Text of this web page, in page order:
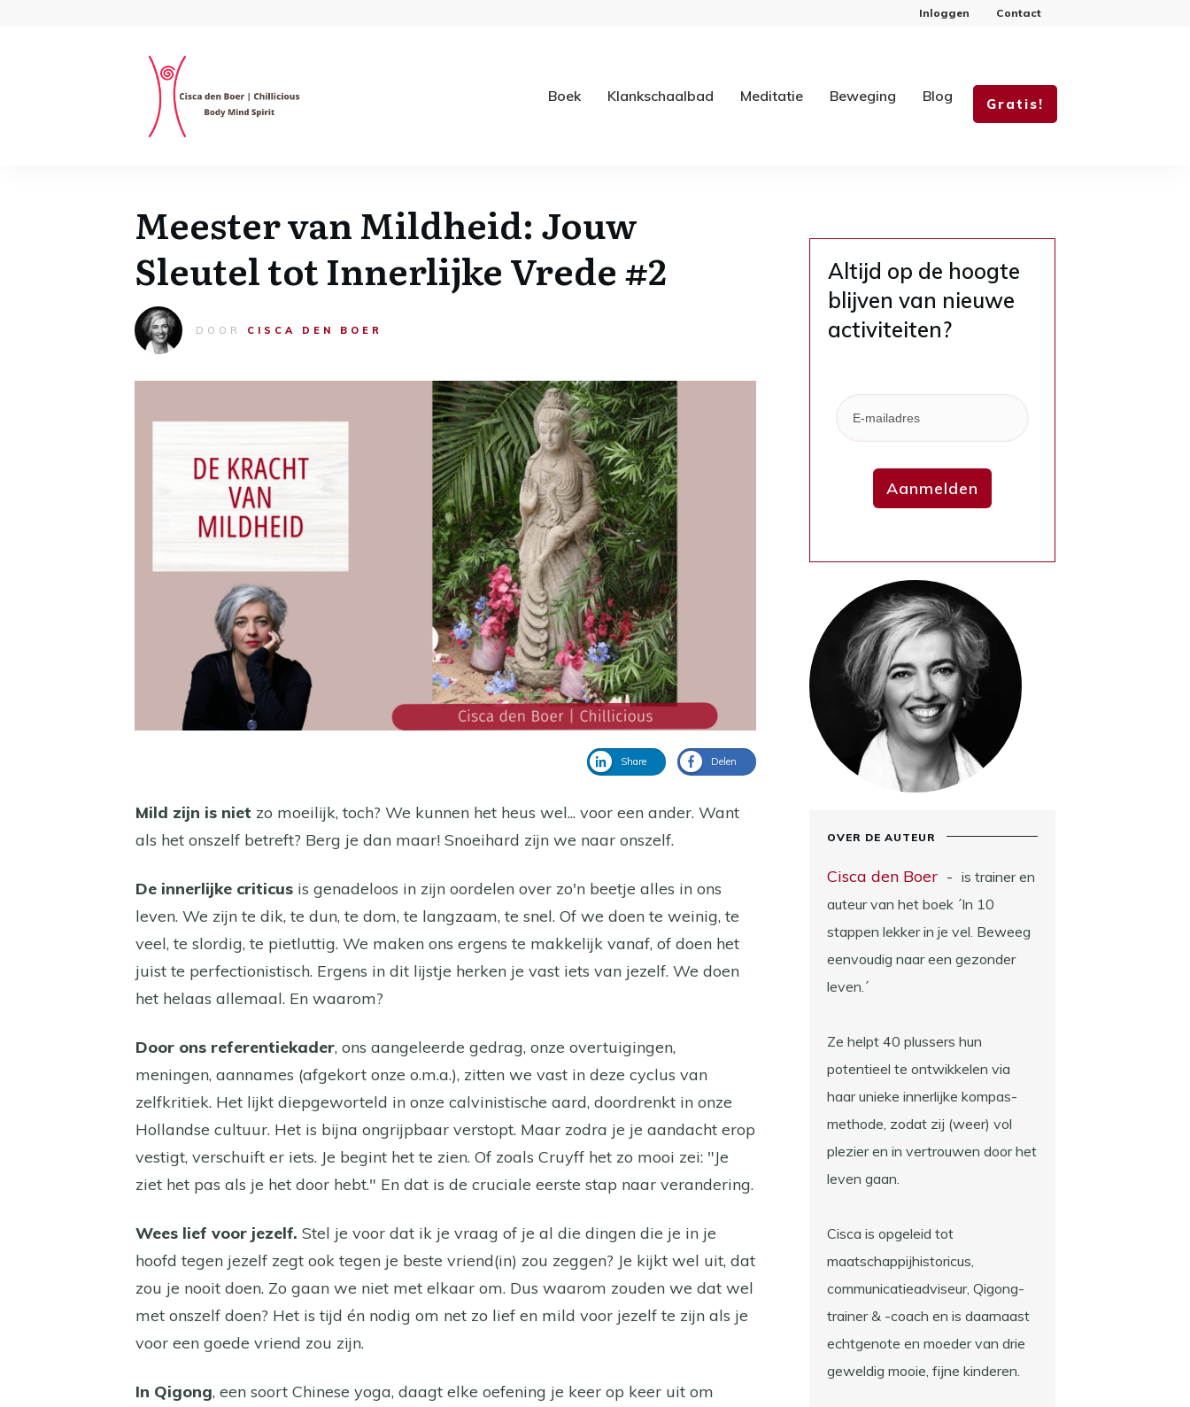
Inloggen Contact
Boek Klankschaalbad Meditatie Beweging Blog Gratis!
Meester van Mildheid: Jouw
Sleutel tot Innerlijke Vrede #2
DOOR CISCA DEN BOER
Share Delen
Mild zijn is niet zo moeilijk, toch? We kunnen het heus wel... voor een ander. Want
als het onszelf betreft? Berg je dan maar! Snoeihard zijn we naar onszelf.
De innerlijke criticus is genadeloos in zijn oordelen over zo'n beetje alles in ons
leven. We zijn te dik, te dun, te dom, te langzaam, te snel. Of we doen te weinig, te
veel, te slordig, te pietluttig. We maken ons ergens te makkelijk vanaf, of doen het
juist te perfectionistisch. Ergens in dit lijstje herken je vast iets van jezelf. We doen
het helaas allemaal. En waarom?
Door ons referentiekader, ons aangeleerde gedrag, onze overtuigingen,
meningen, aannames (afgekort onze o.m.a.), zitten we vast in deze cyclus van
zelfkritiek. Het lijkt diepgeworteld in onze calvinistische aard, doordrenkt in onze
Hollandse cultuur. Het is bijna ongrijpbaar verstopt. Maar zodra je je aandacht erop
vestigt, verschuift er iets. Je begint het te zien. Of zoals Cruyff het zo mooi zei: "Je
ziet het pas als je het door hebt." En dat is de cruciale eerste stap naar verandering.
Wees lief voor jezelf. Stel je voor dat ik je vraag of je al die dingen die je in je
hoofd tegen jezelf zegt ook tegen je beste vriend(in) zou zeggen? Je kijkt wel uit, dat
zou je nooit doen. Zo gaan we niet met elkaar om. Dus waarom zouden we dat wel
met onszelf doen? Het is tijd én nodig om net zo lief en mild voor jezelf te zijn als je
voor een goede vriend zou zijn.
In Qigong, een soort Chinese yoga, daagt elke oefening je keer op keer uit om
Altijd op de hoogte
blijven van nieuwe
activiteiten?
Aanmelden
OVER DE AUTEUR
Cisca den Boer - is trainer en
auteur van het boek ´In 10
stappen lekker in je vel. Beweeg
eenvoudig naar een gezonder
leven.´
Ze helpt 40 plussers hun
potentieel te ontwikkelen via
haar unieke innerlijke kompas-
methode, zodat zij (weer) vol
plezier en in vertrouwen door het
leven gaan.
Cisca is opgeleid tot
maatschappijhistoricus,
communicatieadviseur, Qigong-
trainer & -coach en is daarnaast
echtgenote en moeder van drie
geweldig mooie, fijne kinderen.